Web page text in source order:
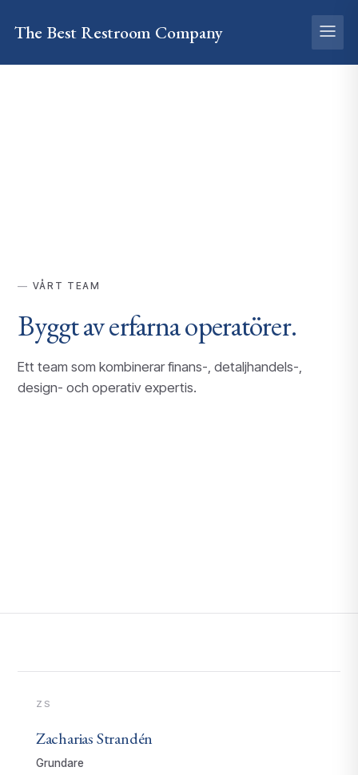
The Best Restroom Company
VÅRT TEAM
Byggt averfarnaoperatörer.
Ett team som kombinerar finans-, detaljhandels-,
design- och operativ expertis.
ZS
Zacharias Strandén
Grundare